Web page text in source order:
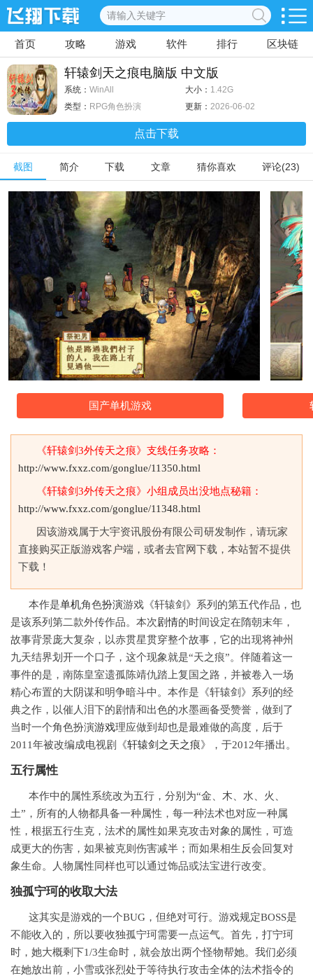
首页 攻略 游戏 软件 排行 区块链
轩辕剑天之痕电脑版 中文版
系统： WinAll 大小： 1.42G
类型： RPG角色扮演 更新： 2026-06-02
点击下载
截图 简介 下载 文章 猜你喜欢 评论(23)
国产单机游戏
《轩辕剑3外传天之痕》支线任务攻略：
http://www.fxxz.com/gonglue/11350.html
《轩辕剑3外传天之痕》小组成员出没地点秘籍：
http://www.fxxz.com/gonglue/11348.html
因该游戏属于大宇资讯股份有限公司研发制作，请玩家
直接购买正版游戏客户端，或者去官网下载，本站暂不提供
下载！
本作是单机角色扮演游戏《轩辕剑》系列的第五代作品，也
是该系列第二款外传作品。本次剧情的时间设定在隋朝末年，
故事背景庞大复杂，以赤贯星贯穿整个故事，它的出现将神州
九天结界划开一个口子，这个现象就是“天之痕”。伴随着这一
事件的是，南陈皇室遗孤陈靖仇踏上复国之路，并被卷入一场
精心布置的大阴谋和明争暗斗中。本作是《轩辕剑》系列的经
典之作，以催人泪下的剧情和出色的水墨画备受赞誉，做到了
当时一个角色扮演游戏理应做到却也是最难做的高度，后于
2011年被改编成电视剧《轩辕剑之天之痕》，于2012年播出。
五行属性
本作中的属性系统改为五行，分别为“金、木、水、火、
土”，所有的人物都具备一种属性，每一种法术也对应一种属
性，根据五行生克，法术的属性如果克攻击对象的属性，可造
成更大的伤害，如果被克则伤害减半；而如果相生反会回复对
象生命。人物属性同样也可以通过饰品或法宝进行改变。
独孤宁珂的收取大法
这其实是游戏的一个BUG，但绝对可行。游戏规定BOSS是
不能收入的，所以要收独孤宁珂需要一点运气。首先，打宁珂
时，她大概剩下1/3生命时，就会放出两个怪物帮她。我们必须
在她放出前，小雪或张烈处于等待执行攻击全体的法术指令的